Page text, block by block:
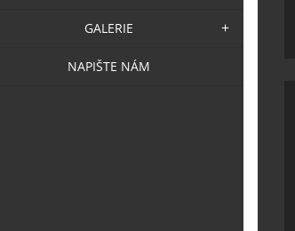
GALERIE
NAPIŠTE NÁM